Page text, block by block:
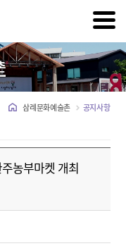
삼례문화예술촌 공지사항
농부마켓 개최